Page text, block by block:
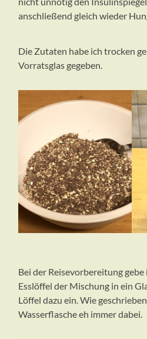
anschließend gleich wieder
Die Zutaten habe ich trocken
Vorratsglas gegeben.
Bei der Reisevorbereitung
Esslöffel der Mischung in ein
Löffel dazu ein. Wie
Wasserflasche eh immer dabei.